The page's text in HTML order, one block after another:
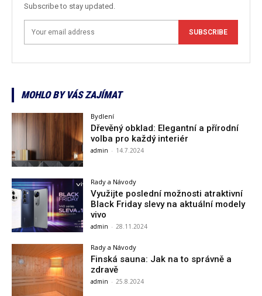
Subscribe to stay updated.
SUBSCRIBE
MOHLO BY VÁS ZAJÍMAT
Bydlení
Dřevěný obklad: Elegantní a přírodní
volba pro každý interiér
admin - 14.7.2024
Rady a Návody
Využijte poslední možnosti atraktivní
Black Friday slevy na aktuální modely
vivo
admin - 28.11.2024
Rady a Návody
Finská sauna: Jak na to správně a
zdravě
admin - 25.8.2024